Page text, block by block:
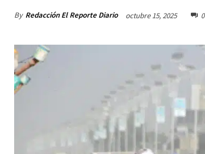
By Redacción El Reporte Diario octubre 15, 2025 0